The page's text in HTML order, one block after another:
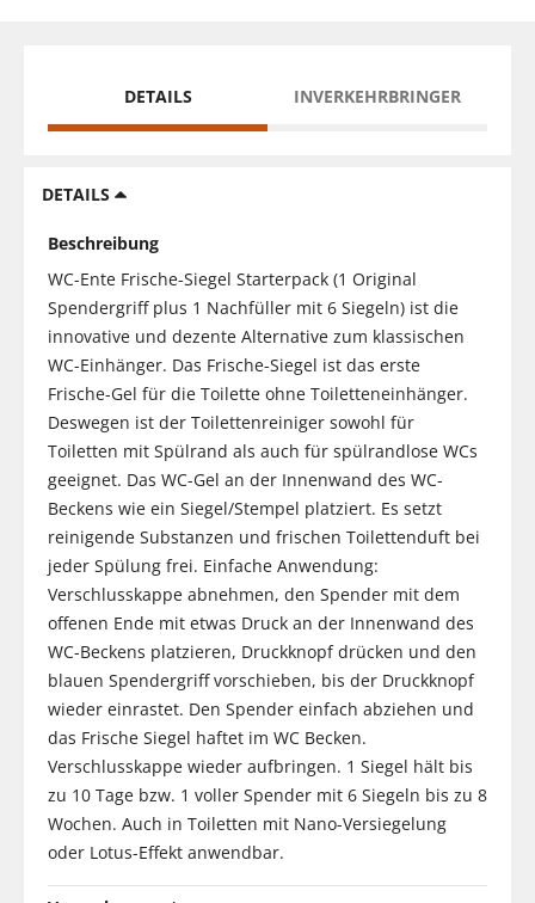
DETAILS INVERKEHRBRINGER
DETAILS
Beschreibung
WC-Ente Frische-Siegel Starterpack (1 Original
Spendergriff plus 1 Nachfüller mit 6 Siegeln) ist die
innovative und dezente Alternative zum klassischen
WC-Einhänger. Das Frische-Siegel ist das erste
Frische-Gel für die Toilette ohne Toiletteneinhänger.
Deswegen ist der Toilettenreiniger sowohl für
Toiletten mit Spülrand als auch für spülrandlose WCs
geeignet. Das WC-Gel an der Innenwand des WC-
Beckens wie ein Siegel/Stempel platziert. Es setzt
reinigende Substanzen und frischen Toilettenduft bei
jeder Spülung frei. Einfache Anwendung:
Verschlusskappe abnehmen, den Spender mit dem
offenen Ende mit etwas Druck an der Innenwand des
WC-Beckens platzieren, Druckknopf drücken und den
blauen Spendergriff vorschieben, bis der Druckknopf
wieder einrastet. Den Spender einfach abziehen und
das Frische Siegel haftet im WC Becken.
Verschlusskappe wieder aufbringen. 1 Siegel hält bis
zu 10 Tage bzw. 1 voller Spender mit 6 Siegeln bis zu 8
Wochen. Auch in Toiletten mit Nano-Versiegelung
oder Lotus-Effekt anwendbar.